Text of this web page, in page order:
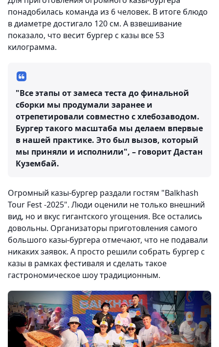
понадобилась команда из 6 человек. В итоге блюдо
в диаметре достигало 120 см. А взвешивание
показало, что весит бургер с казы все 53
килограмма.
"Все этапы от замеса теста до финальной
сборки мы продумали заранее и
отрепетировали совместно с хлебозаводом.
Бургер такого масштаба мы делаем впервые
в нашей практике. Это был вызов, который
мы приняли и исполнили", – говорит Дастан
Кузембай.
Огромный казы-бургер раздали гостям "Balkhash
Tour Fest -2025". Люди оценили не только внешний
вид, но и вкус гигантского угощения. Все остались
довольны. Организаторы приготовления самого
большого казы-бургера отмечают, что не подавали
никаких заявок. А просто решили собрать бургер с
казы в рамках фестиваля и сделать такое
гастрономическое шоу традиционным.